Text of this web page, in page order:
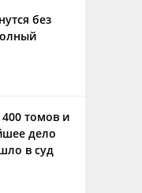
без
400 томов и
дело
в суд